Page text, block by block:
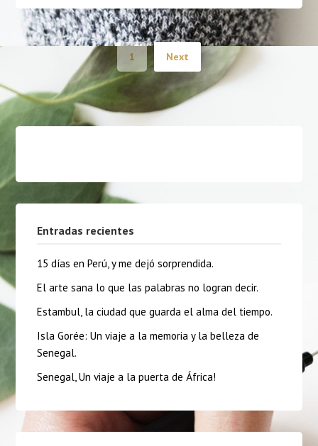
1 Next
Entradas recientes
15 días en Perú, y me dejó sorprendida.
El arte sana lo que las palabras no logran decir.
Estambul, la ciudad que guarda el alma del tiempo.
Isla Gorée: Un viaje a la memoria y la belleza de
Senegal.
Senegal, Un viaje a la puerta de África!